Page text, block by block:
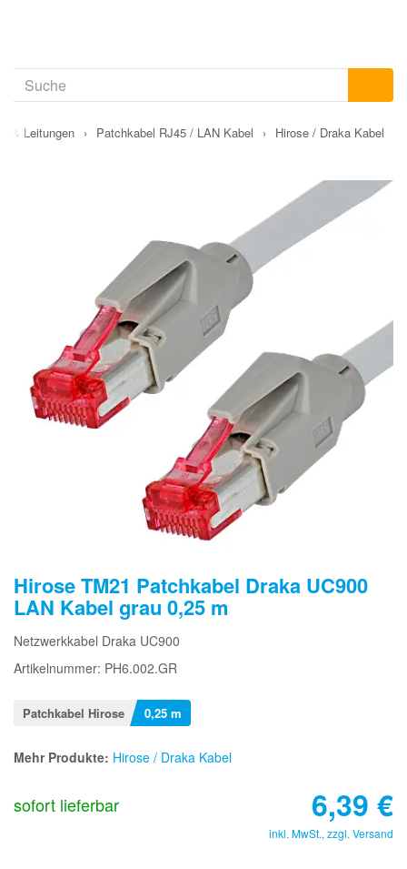
& Leitungen › Patchkabel RJ45 / LAN Kabel › Hirose / Draka Kabel
Hirose TM21 Patchkabel Draka UC900
LAN Kabel grau 0,25 m
Netzwerkkabel Draka UC900
Artikelnummer: PH6.002.GR
Patchkabel Hirose 0,25 m
Mehr Produkte: Hirose / Draka Kabel
sofort lieferbar 6,39 €
inkl. MwSt., zzgl. Versand